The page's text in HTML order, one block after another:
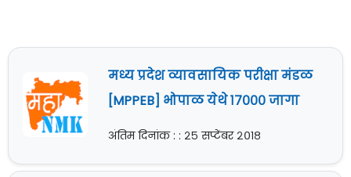
मध्य प्रदेश व्यावसायिक परीक्षा मंडळ
[MPPEB] भोपाळ येथे १७००० जागा
अंतिम दिनांक : : २५ सप्टेंबर २०१८